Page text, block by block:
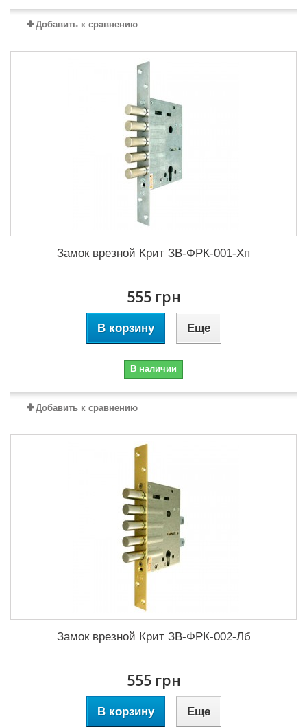
Добавить к сравнению
Замок врезной Крит ЗВ-ФРК-001-Хп
555 грн
В корзину Еще
В наличии
Добавить к сравнению
Замок врезной Крит ЗВ-ФРК-002-Лб
555 грн
В корзину Еще